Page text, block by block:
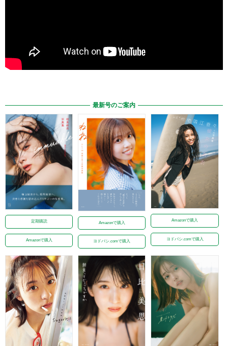
最新号のご案内
定期購読
Amazonで購入
Amazonで購入
ヨドバシ.comで購入
Amazonで購入
ヨドバシ.comで購入